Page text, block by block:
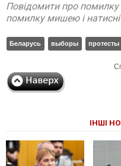
Повідомити про помилку
помилку мишею і
Беларусь выборы протесты
ІНШІ